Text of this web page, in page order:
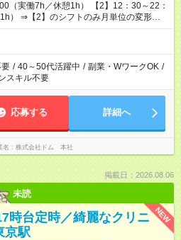
（実働7h／休憩1h） 【2】12：30～22：
） ⇒【2】のシフトのみ月単位の変形労
（超過分は別途全額支給）
要 / 40～50代活躍中 / 副業・WワークOK /
スキル不要
応募する 詳細へ
名 株式会社ドム 本社
掲載日：2026.08.06
未読
NEW
時台定時／綺麗なクリニ
京駅